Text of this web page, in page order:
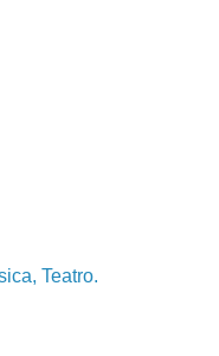
Teatro.